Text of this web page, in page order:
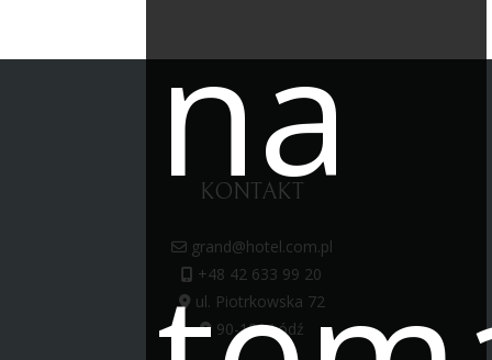
na
KONTAKT
grand@hotel.com.pl
+48 42 633 99 20
ul. Piotrkowska 72
90-102 Łódź